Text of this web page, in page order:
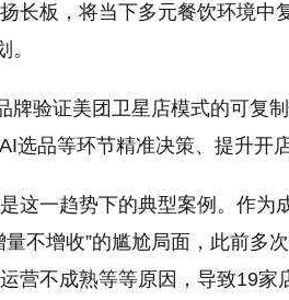
长板，将当下多元餐饮环境中
牌验证美团卫星店模式的可复
选品等环节精准决策、提升开
这一趋势下的典型案例。作为
不增收”的尴尬局面，此前多
营不成熟等等原因，导致19家